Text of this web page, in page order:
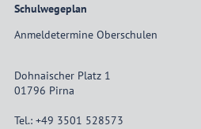
Schulwegeplan
Anmeldetermine Oberschulen
Dohnaischer Platz 1
01796 Pirna
Tel.: +49 3501 528573